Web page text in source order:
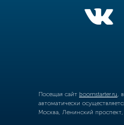
Посещая сайт boomstarter.ru ,
автоматически
Москва, Ленинский проспект,